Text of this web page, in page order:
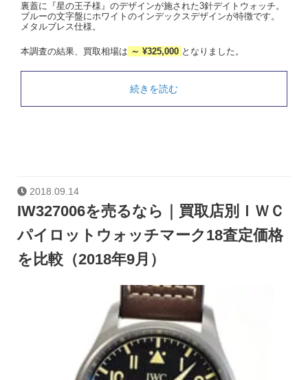
裏蓋に『星の王子様』のデザインが施された3針デイトウォッチ。
ブルーの文字盤にホワイトのインデックスデザインが特徴です。
メタルブレス仕様。
本調査の結果、買取相場は ～ ¥325,000 となりました。
続きを読む
2018.09.14
IW327006を売るなら｜買取店別ＩＷＣ
パイロットウォッチマーク18査定価格
を比較（2018年9月）